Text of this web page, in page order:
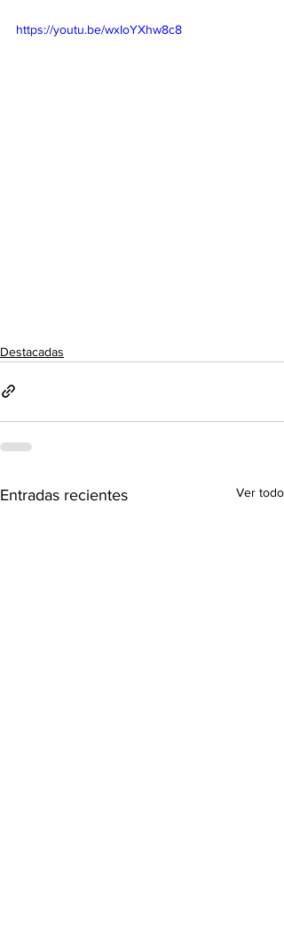
https://youtu.be/wxIoYXhw8c8
Destacadas
Entradas recientes Ver todo